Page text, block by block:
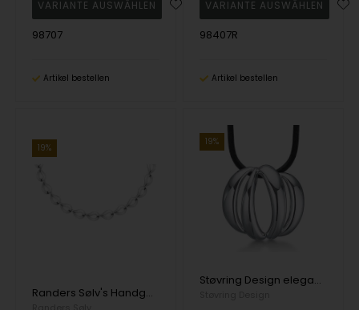
98707
Artikel bestellen
98407R
Artikel bestellen
19%
Randers Sølv's Handgefertigte Halskette aus Silber mit tropfenförmigen Gliedern - 16,0 mm
19%
Støvring Design elegante Silberkette mit einem abstrakten Anhänger aus Bögen